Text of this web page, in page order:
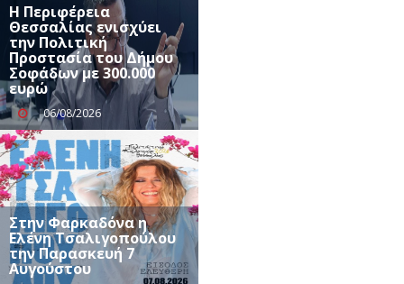
Η Περιφέρεια
Θεσσαλίας ενισχύει
την Πολιτική
Προστασία του Δήμου
Σοφάδων με 300.000
ευρώ
06/08/2026
Στην Φαρκαδόνα η
Ελένη Τσαλιγοπούλου
την Παρασκευή 7
Αυγούστου